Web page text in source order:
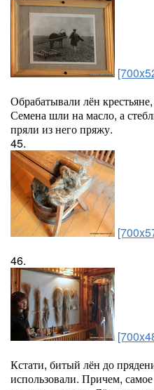
Обрабатывали лён
Семена шли на масло, а
пряли из него пряжу.
45.
46.
Кстати, битый лён до
использовали. Причем,